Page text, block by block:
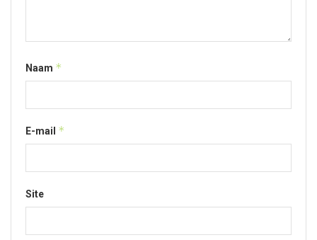
Naam *
E-mail *
Site